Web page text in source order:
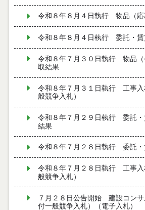
令和８年８月４日執行 物品（応
令和８年８月４日執行 委託・賃
令和８年７月３０日執行 物品（
取結果
令和８年７月３１日執行 工事入
般競争入札）
令和８年７月２９日執行 委託・
結果
令和８年７月２８日執行 委託・
令和８年７月２８日執行 工事入
般競争入札）
７月２８日公告開始 建設コン
付一般競争入札）（電子入札）